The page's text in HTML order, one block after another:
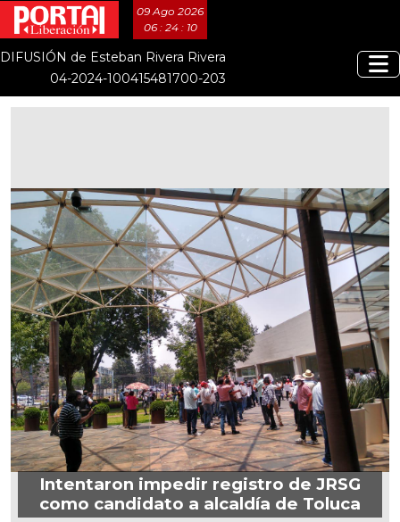
09 Ago 2026
06 : 24 : 10
DIFUSIÓN de Esteban Rivera Rivera
04-2024-100415481700-203
Intentaron impedir registro de JRSG
como candidato a alcaldía de Toluca